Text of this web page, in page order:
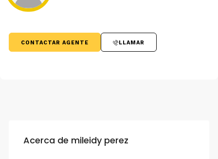
CONTACTAR AGENTE LLAMAR
Acerca de mileidy perez